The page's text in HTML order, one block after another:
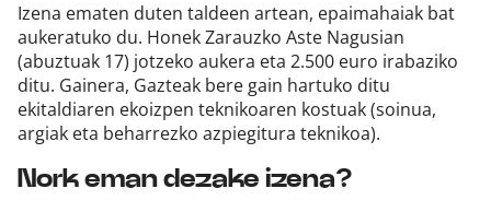
Izena ematen duten taldeen artean, epaimahaiak bat
aukeratuko du. Honek Zarauzko Aste Nagusian
(abuztuak 17) jotzeko aukera eta 2.500 euro irabaziko
ditu. Gainera, Gazteak bere gain hartuko ditu
ekitaldiaren ekoizpen teknikoaren kostuak (soinua,
argiak eta beharrezko azpiegitura teknikoa).
Nork eman dezake izena?